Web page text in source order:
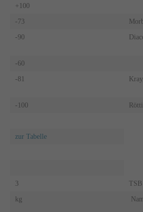
+100
-73
-90
-60
-81
-100
zur Tabelle
3 TSB
kg